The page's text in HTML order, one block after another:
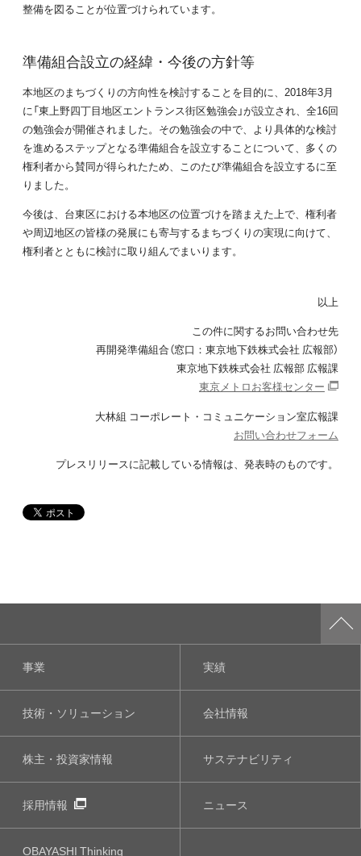
整備を図ることが位置づけられています。
準備組合設立の経緯・今後の方針等
本地区のまちづくりの方向性を検討することを目的に、2018年3月
に「東上野四丁目地区エントランス街区勉強会」が設立され、全16回
の勉強会が開催されました。その勉強会の中で、より具体的な検討
を進めるステップとなる準備組合を設立することについて、多くの
権利者から賛同が得られたため、このたび準備組合を設立するに至
りました。
今後は、台東区における本地区の位置づけを踏まえた上で、権利者
や周辺地区の皆様の発展にも寄与するまちづくりの実現に向けて、
権利者とともに検討に取り組んでまいります。
以上
この件に関するお問い合わせ先
再開発準備組合（窓口：東京地下鉄株式会社 広報部）
東京地下鉄株式会社 広報部 広報課
東京メトロお客様センター
大林組 コーポレート・コミュニケーション室広報課
お問い合わせフォーム
プレスリリースに記載している情報は、発表時のものです。
事業 実績
技術・ソリューション 会社情報
株主・投資家情報 サステナビリティ
採用情報 ニュース
OBAYASHIThinking